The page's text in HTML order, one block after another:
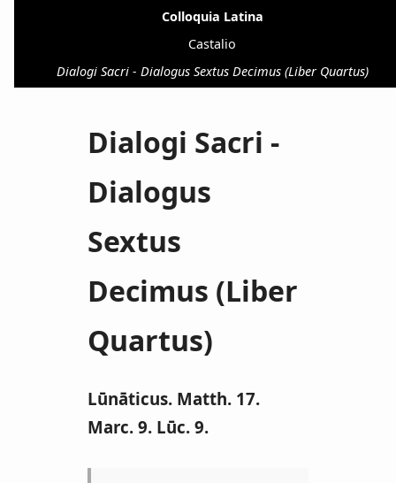
Colloquia Latina
Castalio
Dialogi Sacri - Dialogus Sextus Decimus (Liber Quartus)
Dialogi Sacri -
Dialogus
Sextus
Decimus (Liber
Quartus)
Lūnāticus. Matth. 17.
Marc. 9. Lūc. 9.